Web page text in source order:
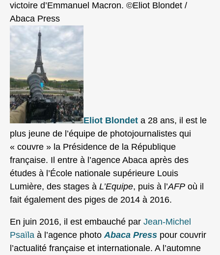
victoire d’Emmanuel Macron. ©Eliot Blondet /
Abaca Press
Eliot Blondet a 28 ans, il est le
plus jeune de l’équipe de photojournalistes qui
« couvre » la Présidence de la République
française. Il entre à l’agence Abaca après des
études à l’École nationale supérieure Louis
Lumière, des stages à L’Equipe, puis à l’AFP où il
fait également des piges de 2014 à 2016.
En juin 2016, il est embauché par Jean-Michel
Psaïla à l’agence photoAbaca Press pour couvrir
l’actualité française et internationale. A l’automne